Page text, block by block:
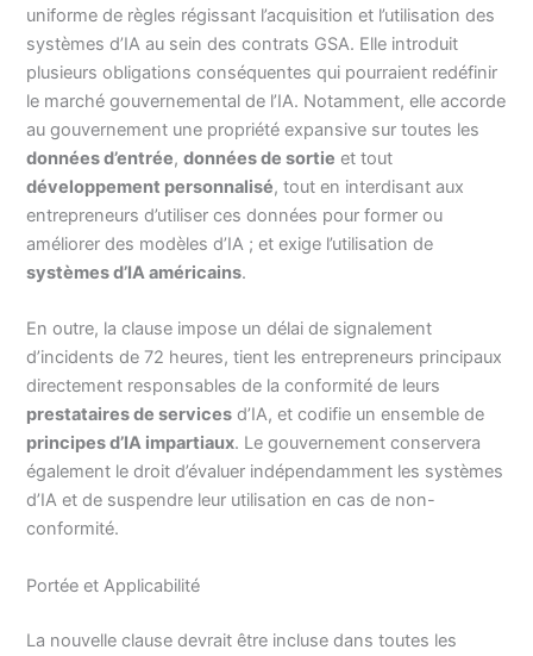
uniforme de règles régissant l’acquisition et l’utilisation des
systèmes d’IA au sein des contrats GSA. Elle introduit
plusieurs obligations conséquentes qui pourraient redéfinir
le marché gouvernemental de l’IA. Notamment, elle accorde
au gouvernement une propriété expansive sur toutes les
données d’entrée,données de sortie et tout
développement personnalisé, tout en interdisant aux
entrepreneurs d’utiliser ces données pour former ou
améliorer des modèles d’IA ; et exige l’utilisation de
systèmes d’IA américains.
En outre, la clause impose un délai de signalement
d’incidents de 72 heures, tient les entrepreneurs principaux
directement responsables de la conformité de leurs
prestataires de services d’IA, et codifie un ensemble de
principes d’IA impartiaux. Le gouvernement conservera
également le droit d’évaluer indépendamment les systèmes
d’IA et de suspendre leur utilisation en cas de non-
conformité.
Portée et Applicabilité
La nouvelle clause devrait être incluse dans toutes les